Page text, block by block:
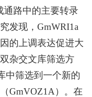
通路中的主要转录
发现 ，GmWRI1a
的上调表达促进大
杂交文库筛选方
中筛选到一个新的
GmVOZ1A）。在